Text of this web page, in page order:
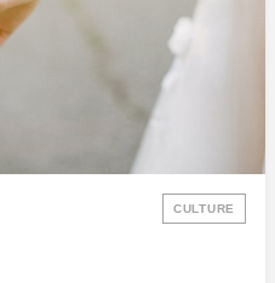
CULTURE